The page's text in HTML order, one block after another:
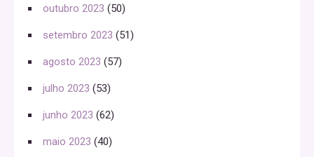
outubro 2023 (50)
setembro 2023 (51)
agosto 2023 (57)
julho 2023 (53)
junho 2023 (62)
maio 2023 (40)